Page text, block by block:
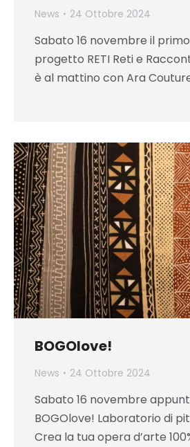
News 24 Ottobre 2024
Sabato 16 novembre il
progetto RETI Reti e
è al mattino con Ara
BOGOlove!
News 24 Ottobre 2024
Sabato 16 novembre
BOGOlove! Laboratorio di
Crea la tua opera d’arte